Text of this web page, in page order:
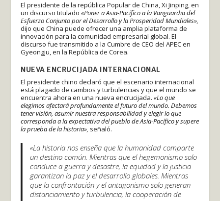
El presidente de la república Popular de China, Xi Jinping, en
un discurso titulado«Poner a Asia-Pacífico a la Vanguardia del
Esfuerzo Conjunto por el Desarrollo y la Prosperidad Mundiales»,
dijo que China puede ofrecer una amplia plataforma de
innovación para la comunidad empresarial global. El
discurso fue transmitido a la Cumbre de CEO del APEC en
Gyeongju, en la República de Corea.
NUEVA ENCRUCIJADA INTERNACIONAL
El presidente chino declaró que el escenario internacional
está plagado de cambios y turbulencias y que el mundo se
encuentra ahora en una nueva encrucijada. «Lo que
elegimos afectará profundamente el futuro del mundo. Debemos
tener visión, asumir nuestra responsabilidad y elegir lo que
corresponda a la expectativa del pueblo de Asia-Pacífico y supere
la prueba de la historia», señaló.
«La historia nos enseña que la humanidad comparte
un destino común. Mientras que el hegemonismo solo
conduce a guerra y desastre, la equidad y la justicia
garantizan la paz y el desarrollo globales. Mientras
que la confrontación y el antagonismo solo generan
distanciamiento y turbulencia, la cooperación de